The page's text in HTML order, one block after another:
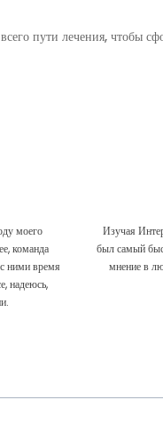
пути лечения, чтобы
моего
команда
ними время
надеюсь,
Изучая
был самый
мнение в